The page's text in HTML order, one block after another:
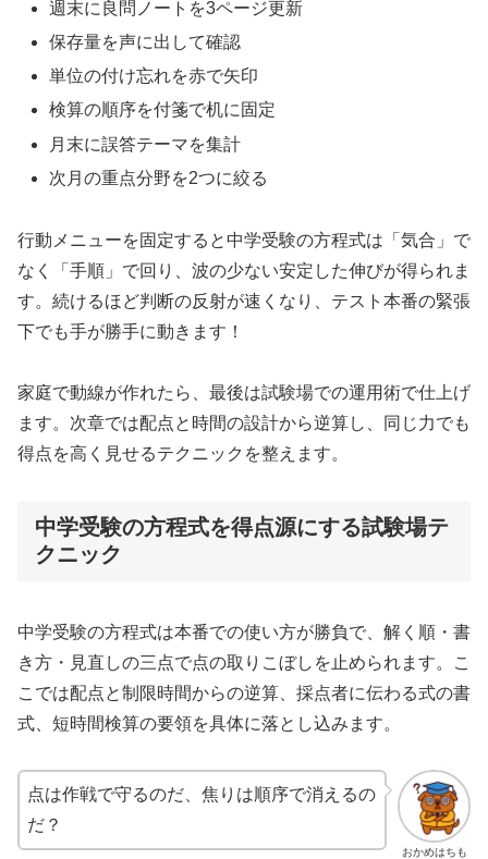
週末に良問ノートを3ページ更新
保存量を声に出して確認
単位の付け忘れを赤で矢印
検算の順序を付箋で机に固定
月末に誤答テーマを集計
次月の重点分野を2つに絞る
行動メニューを固定すると中学受験の方程式は「気合」で
なく「手順」で回り、波の少ない安定した伸びが得られま
す。続けるほど判断の反射が速くなり、テスト本番の緊張
下でも手が勝手に動きます！
家庭で動線が作れたら、最後は試験場での運用術で仕上げ
ます。次章では配点と時間の設計から逆算し、同じ力でも
得点を高く見せるテクニックを整えます。
中学受験の方程式を得点源にする試験場テ
クニック
中学受験の方程式は本番での使い方が勝負で、解く順・書
き方・見直しの三点で点の取りこぼしを止められます。こ
こでは配点と制限時間からの逆算、採点者に伝わる式の書
式、短時間検算の要領を具体に落とし込みます。
おかめはちも
点は作戦で守るのだ、焦りは順序で消えるの
だ？